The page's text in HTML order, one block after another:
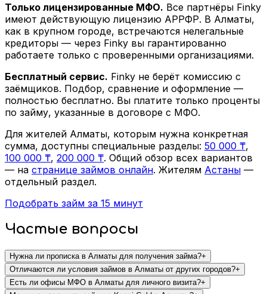
Только лицензированные МФО. Все партнёры Finky
имеют действующую лицензию АРРФР. В Алматы,
как в крупном городе, встречаются нелегальные
кредиторы — через Finky вы гарантированно
работаете только с проверенными организациями.
Бесплатный сервис. Finky не берёт комиссию с
заёмщиков. Подбор, сравнение и оформление —
полностью бесплатно. Вы платите только проценты
по займу, указанные в договоре с МФО.
Для жителей Алматы, которым нужна конкретная
сумма, доступны специальные разделы: 50 000 ₸,
100 000 ₸, 200 000 ₸. Общий обзор всех вариантов
— на странице займов онлайн. Жителям Астаны —
отдельный раздел.
Подобрать займ за 15 минут
Частые вопросы
Нужна ли прописка в Алматы для получения займа?+
Отличаются ли условия займов в Алматы от других городов?+
Есть ли офисы МФО в Алматы для личного визита?+